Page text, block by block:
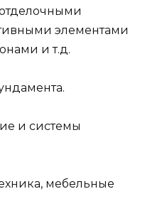
элементами
и т.д.
и системы
мебельные